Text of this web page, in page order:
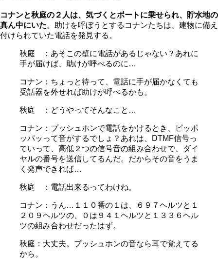
コナンと秋庭の２人は、気づくとボートに乗せられ、貯水地の
真ん中にいた。助けを呼ぼうとするコナンたちは、建物に備え
付けられていた電話を発見する。
秋庭 ：あそこの壁に電話があるじゃない？あれに
手が届けば、助けが呼べるのに…
コナン：ちょっと待って、電話に手が届かなくても
受話器を外せれば助けが呼べるかも。
秋庭 ：どうやってそんなこと…
コナン：プッシュホンで電話をかけるとき、ピッポ
ッパッって音がするでしょ？あれは、DTMF信号っ
ていって、高低２つの信号音の組み合わせで、ダイ
ヤルの番号を送信してるんだ。だからその音をうま
く発声できれば…
秋庭 ：電話出来るってわけね。
コナン：うん…１１０番の１は、６９７ヘルツと１
２０９ヘルツの、０は９４１ヘルツと１３３６ヘル
ツの組み合わせだったはず。
秋庭：大丈夫。プッシュホンの音なら耳で覚えてる
から。